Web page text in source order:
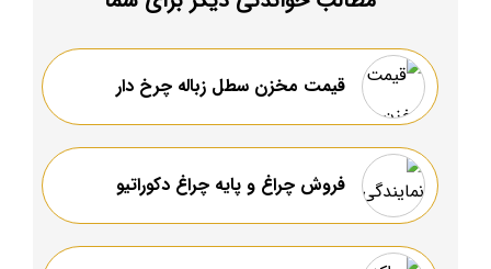
قیمت مخزن سطل زباله چرخ دار
فروش چراغ و پایه چراغ دکوراتیو